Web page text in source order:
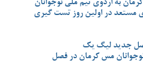
به اردوی تیم ملی نوجوانان
مستعد در اولین روز تست گیری
جدید لیگ یک
مس کرمان در فصل